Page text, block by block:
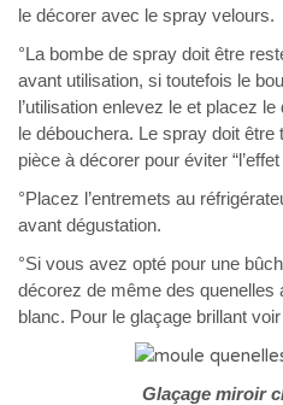
le décorer avec le spray velours.
°La bombe de spray doit être
avant utilisation, si toutefois le
l’utilisation enlevez le et placez
le débouchera. Le spray doit
pièce à décorer pour éviter
°Placez l’entremets au
avant dégustation.
°Si vous avez opté pour une
décorez de même des quenelles
blanc. Pour le glaçage brillant
Glaçage miroir